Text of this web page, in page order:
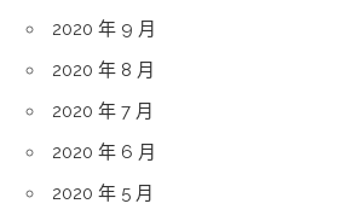
2020 年 9 月
2020 年 8 月
2020 年 7 月
2020 年 6 月
2020 年 5 月